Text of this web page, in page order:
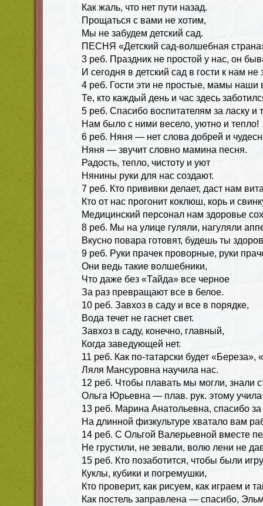
Как жаль, что нет пути назад.
Прощаться с вами не хотим,
Мы не забудем детский сад.
ПЕСНЯ «Детский сад-волшебная
3 реб. Праздник не простой у нас, он
И сегодня в детский сад в гости к нам не
4 реб. Гости эти не простые, мамы наши
Те, кто каждый день и час здесь
5 реб. Спасибо воспитателям за ласку и
Нам было с ними весело, уютно и тепло!
6 реб. Няня — нет слова добрей и
Няня — звучит словно мамина песня.
Радость, тепло, чистоту и уют
Нянины руки для нас создают.
7 реб. Кто прививки делает, даст нам
Кто от нас прогонит коклюш, корь и
Медицинский персонал нам здоровье
8 реб. Мы на улице гуляли, нагуляли
Вкусно повара готовят, будешь ты
9 реб. Руки прачек проворные, руки
Они ведь такие волшебники,
Что даже без «Тайда» все черное
За раз превращают все в белое.
10 реб. Завхоз в саду и все в порядке,
Вода течет не гаснет свет.
Завхоз в саду, конечно, главный,
Когда заведующей нет.
11 реб. Как по-татарски будет
Ляля Мансуровна научила нас.
12 реб. Чтобы плавать мы могли, знали
Ольга Юрьевна — плав. рук. этому учила
13 реб. Марина Анатольевна, спасибо за
На длинной физкультуре хватало вам
14 реб. С Ольгой Валерьевной вместе
Не грустили, не зевали, волю лени не
15 реб. Кто позаботится, чтобы были
Куклы, кубики и погремушки,
Кто проверит, как рисуем, как играем и
Как постель заправлена — спасибо,